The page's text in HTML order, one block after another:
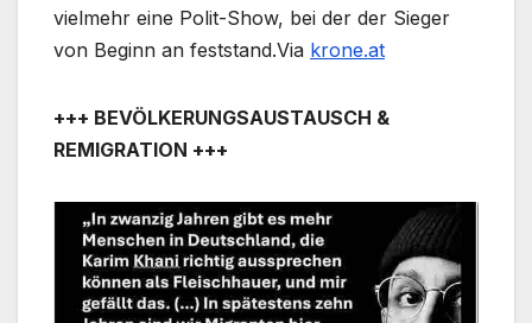
vielmehr eine Polit-Show, bei der der Sieger
von Beginn an feststand.Via krone.at
+++ BEVÖLKERUNGSAUSTAUSCH &
REMIGRATION +++